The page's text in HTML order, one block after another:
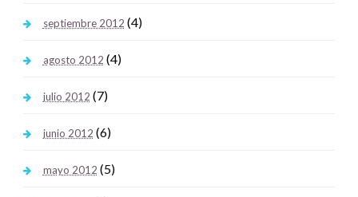
septiembre 2012 (4)
agosto 2012 (4)
julio 2012 (7)
junio 2012 (6)
mayo 2012 (5)